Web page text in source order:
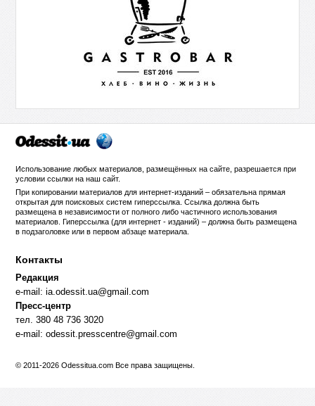
Использование любых материалов, размещённых на сайте, разрешается при
условии ссылки нанаш сайт.
При копировании материалов для интернет-изданий – обязательна прямая
открытая для поисковых систем гиперссылка. Ссылка должна быть
размещена в независимости от полного либо частичного использования
материалов. Гиперссылка (для интернет - изданий) – должна быть размещена
в подзаголовке или в первом абзаце материала.
Контакты
Редакция
e-mail:ia.odessit.ua@gmail.com
Пресс-центр
тел. 380 48 736 3020
e-mail:odessit.presscentre@gmail.com
© 2011-2026 Odessitua.com Все права защищены.